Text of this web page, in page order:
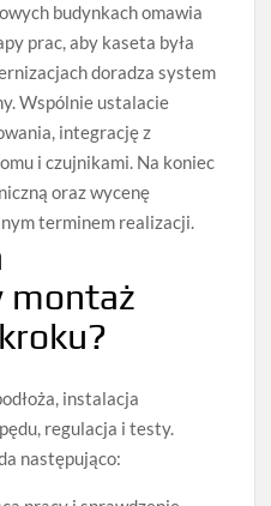
budynkach omawia
prac, aby kaseta była
doradza system
Wspólnie ustalacie
integrację z
i czujnikami. Na koniec
oraz wycenę
terminem realizacji.
montaż
instalacja
regulacja i testy.
następująco: